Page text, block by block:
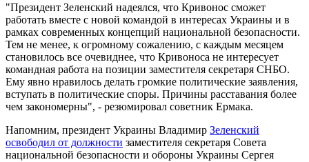
"Президент Зеленский надеялся, что Кривонос сможет
работать вместе с новой командой в интересах Украины и в
рамках современных концепций национальной безопасности.
Тем не менее, к огромному сожалению, с каждым месяцем
становилось все очевиднее, что Кривоноса не интересует
командная работа на позиции заместителя секретаря СНБО.
Ему явно нравилось делать громкие политические заявления,
вступать в политические споры. Причины расставания более
чем закономерны", - резюмировал советник Ермака.
Напомним, президент Украины Владимир Зеленский
освободил от должности заместителя секретаря Совета
национальной безопасности и обороны Украины Сергея